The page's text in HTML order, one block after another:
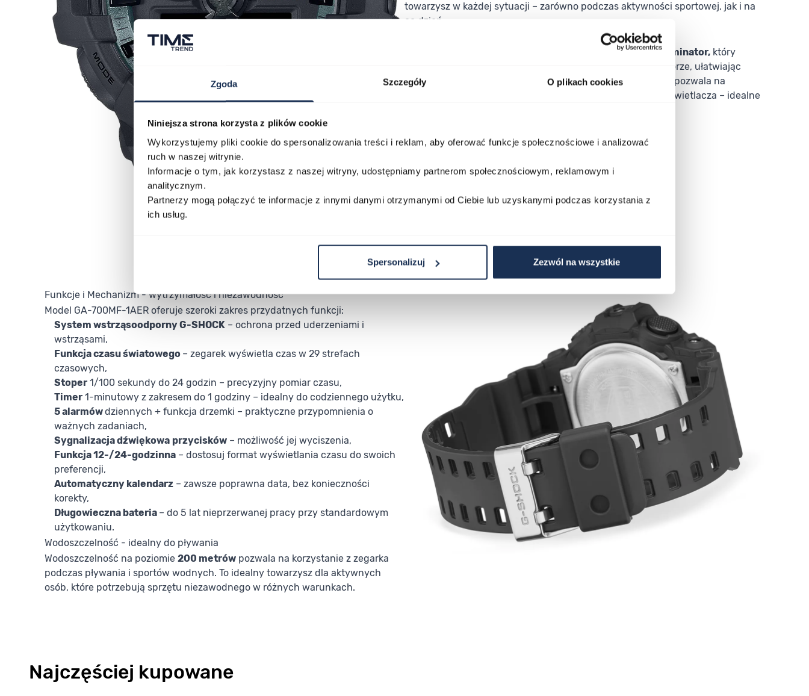
Zgoda Szczegóły O plikach cookies
Niniejsza strona korzysta z plików cookie
Wykorzystujemy pliki cookie do spersonalizowania treści i reklam, aby oferować funkcje społecznościowe i analizować
ruch w naszej witrynie.
Informacje o tym, jak korzystasz z naszej witryny, udostępniamy partnerom społecznościowym, reklamowym i
analitycznym.
Partnerzy mogą połączyć te informacje z innymi danymi otrzymanymi od Ciebie lub uzyskanymi podczas korzystania z
ich usług.
Spersonalizuj Zezwól na wszystkie
towarzysz w każdej sytuacji – zarówno podczas aktywności sportowej, jak i na
co dzień.
Tarcza i podświetlenie – trwałość i funkcjonalność
Zegarek wyposażony jest w nowoczesny systemSuper Illuminator, który
zapewnia intensywne podświetlenie tarczy w stylowym kolorze, ułatwiając
odczyt danych w słabym świetle. Funkcja ruchu wskazówki pozwala na
chwilowe odsunięcie wskazówek, aby nic nie zasłaniało wyświetlacza – idealne
Funkcje i Mechanizm - wytrzymałość i niezawodność
Model GA-700MF-1AER oferuje szeroki zakres przydatnych funkcji:
System wstrząsoodporny G-SHOCK – ochrona przed uderzeniami i
wstrząsami,
Funkcja czasu światowego – zegarek wyświetla czas w 29 strefach
czasowych,
Stoper 1/100 sekundy do 24 godzin – precyzyjny pomiar czasu,
Timer 1-minutowy z zakresem do 1 godziny – idealny do codziennego użytku,
5 alarmówdziennych + funkcja drzemki – praktyczne przypomnienia o
ważnych zadaniach,
Sygnalizacja dźwiękowa przycisków – możliwość jej wyciszenia,
Funkcja 12-/24-godzinna – dostosuj format wyświetlania czasu do swoich
preferencji,
Automatyczny kalendarz – zawsze poprawna data, bez konieczności
korekty,
Długowieczna bateria – do 5 lat nieprzerwanej pracy przy standardowym
użytkowaniu.
Wodoszczelność - idealny do pływania
Wodoszczelność na poziomie 200 metrów pozwala na korzystanie z zegarka
podczas pływania i sportów wodnych. To idealny towarzysz dla aktywnych
osób, które potrzebują sprzętu niezawodnego w różnych warunkach.
Najczęściej kupowane